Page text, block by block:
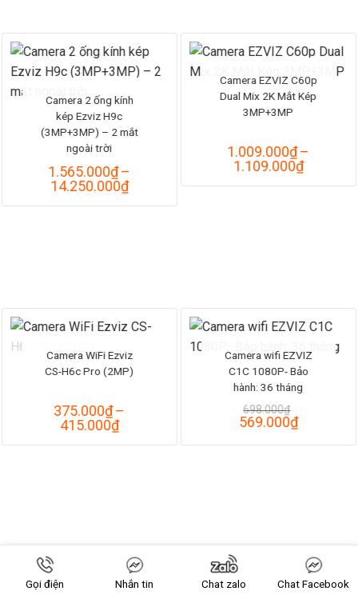
Camera 2 ống kính
kép Ezviz H9c
(3MP+3MP) – 2 mắt
ngoài trời
1.565.000₫–
14.250.000₫Khoảng
Camera EZVIZ C60p
Dual Mix 2K Mắt Kép
3MP+3MP
1.009.000₫–
1.109.000₫Khoảng
HẾT HÀNG
Camera WiFi Ezviz
CS-H6c Pro (2MP)
375.000₫–
415.000₫Khoảng
Camera wifi EZVIZ
C1C 1080P- Bảo
hành: 36 tháng
698.000₫
Giá
là:
569.000₫Giá
tại
Gọi điện Nhắn tin Chat zalo Chat Facebook